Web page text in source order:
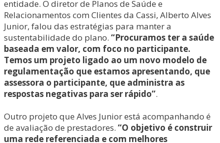
entidade. O diretor de Planos de Saúde e
Relacionamentos com Clientes da Cassi, Alberto Alves
Junior, falou das estratégias para manter a
sustentabilidade do plano. “Procuramos ter a saúde
baseada em valor, com foco no participante.
Temos um projeto ligado ao um novo modelo de
regulamentação que estamos apresentando, que
assessora o participante, que administra as
respostas negativas para ser rápido”.
Outro projeto que Alves Junior está acompanhando é
de avaliação de prestadores. “O objetivo é construir
uma rede referenciada e com melhores